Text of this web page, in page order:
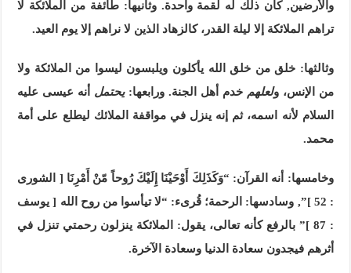
والأرضين, كان ذلك له لقمة واحدة. وثانيها: طائفة من الملائكة لا
تراهم الملائكة إلا ليلة القدر، كالزهاد الذين لا نراهم إلا يوم العيد.
وثالثها: خلق من خلق الله يأكلون ويلبسون ليسوا من الملائكة ولا
من الإنس، ولعلهم خدم أهل الجنة. ورابعها:يحتمل أنه عيسى عليه
السلام لأنه اسمه، ثم إنه ينزل في مواقفة الملائك ليطلع على أمة
محمد.
وخامسها: أنه القرآن: “وَكَذَلِكَ أَوْحَيْنَا إِلَيْكَ رُوحاً مّنْ أَمْرِنَا [ الشورى
: 52 ]”, وسادسها: الرحمة؛ قُرىء: “لا تيأسوا من روح الله [ يوسف
: 87 ]” بالرفع كأنه تعالى، يقول: الملائكة ينزلون رحمتي تنزل في
أثرهم فيجدون سعادة الدنيا وسعادة الآخرة.